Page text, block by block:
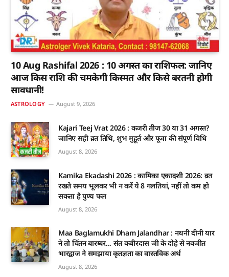
10 Aug Rashifal 2026 : 10 अगस्त का राशिफल: जानिए
आज किस राशि की चमकेगी किस्मत और किसे बरतनी होगी
सावधानी!
ASTROLOGY August 9, 2026
Kajari Teej Vrat 2026 : कजरी तीज 30 या 31 अगस्त?
जानिए सही व्रत तिथि, शुभ मुहूर्त और पूजा की संपूर्ण विधि
August 8, 2026
Kamika Ekadashi 2026 : कामिका एकादशी 2026: व्रत
रखते समय भूलकर भी न करें ये 8 गलतियां, नहीं तो कम हो
सकता है पुण्य फल
August 8, 2026
Maa Baglamukhi Dham Jalandhar : नथनी दीनी यार
ने तो चिंतन बारम्बर… संत कबीरदास जी के दोहे से नवजीत
भारद्वाज ने समझाया कृतज्ञता का वास्तविक अर्थ
August 8, 2026